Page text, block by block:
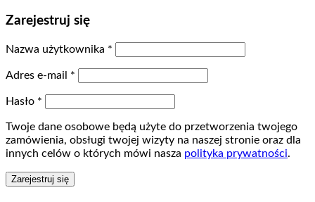
Zarejestruj się
Nazwa użytkownika *
Adres e-mail *
Hasło *
Twoje dane osobowe będą użyte do przetworzenia twojego
zamówienia, obsługi twojej wizyty na naszej stronie oraz dla
innych celów o których mówi nasza polityka prywatności.
Zarejestruj się